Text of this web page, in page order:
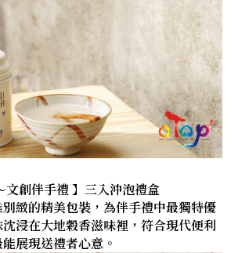
文創伴手禮 】三入沖泡禮盒
緻的精美包裝，為伴手禮中最獨特優
浸在大地穀香滋味裡，符合現代便利
展現送禮者心意。